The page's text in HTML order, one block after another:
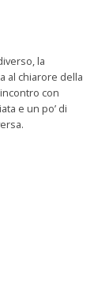
la
al chiarore della
con
e un po’ di